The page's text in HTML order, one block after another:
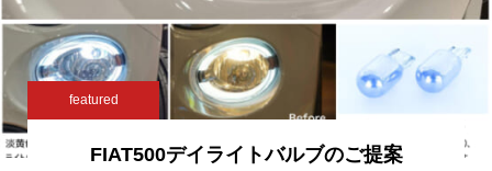
featured
FIAT500デイライトバルブのご提案